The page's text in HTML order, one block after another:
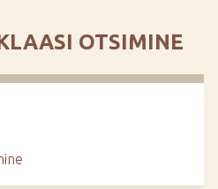
OTSIMINE